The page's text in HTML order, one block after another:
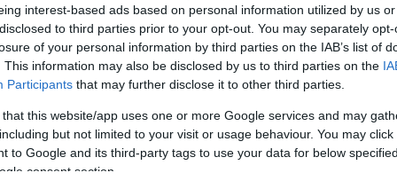
interest-based ads based on personal information utilized by us
to third parties prior to your opt-out. You may separately
of your personal information by third parties on the IAB’s list of
This information may also be disclosed by us to third parties on the
Participants that may further disclose it to other third parties.
that this website/app uses one or more Google services and may
but not limited to your visit or usage behaviour. You may
to Google and its third-party tags to use your data for below
consent section.
hosszabbított nyitvatartás